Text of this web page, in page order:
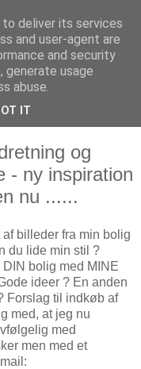
og
- ny inspiration
nu ......
billeder fra min bolig
du lide min stil ?
bolig med MINE
ideer ? En anden
Forslag til indkøb af
med, at jeg nu
med
men med et
deliver its services
and user-agent are
and security
generate usage
abuse.
IT